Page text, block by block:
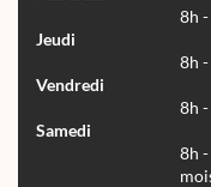
8h
Jeudi
8h
Vendredi
8h
Samedi
8h